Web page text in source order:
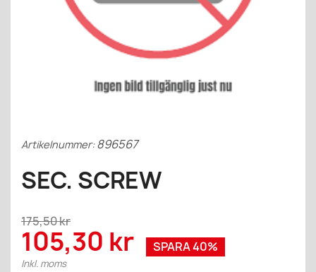
Artikelnummer: 896567
SEC. SCREW
175,50 kr
105,30 kr SPARA 40%
Inkl. moms